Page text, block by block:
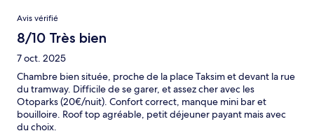
Avis
Avis vérifié
8/10 Très bien
7 oct. 2025
Chambre bien située, proche de la place Taksim et devant la rue
du tramway. Difficile de se garer, et assez cher avec les
Otoparks (20€/nuit). Confort correct, manque mini bar et
bouilloire. Roof top agréable, petit déjeuner payant mais avec
du choix.